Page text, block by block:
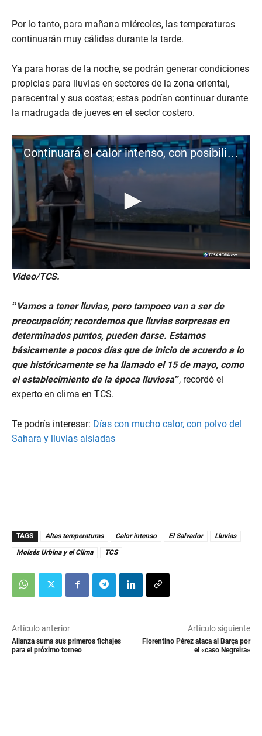
Por lo tanto, para mañana miércoles, las temperaturas
continuarán muy cálidas durante la tarde.
Ya para horas de la noche, se podrán generar condiciones
propicias para lluvias en sectores de la zona oriental,
paracentral y sus costas; estas podrían continuar durante
la madrugada de jueves en el sector costero.
Continuará el calor intenso, con posibilidad de lluvias esporádicas
0
s
c
n
d
s
o
1
0
m
i
t
e
s
Video/TCS.
“Vamos a tener lluvias, pero tampoco van a ser de
preocupación; recordemos que lluvias sorpresas en
determinados puntos, pueden darse. Estamos
básicamente a pocos días que de inicio de acuerdo a lo
que históricamente se ha llamado el 15 de mayo, como
el establecimiento de la época lluviosa”, recordó el
experto en clima en TCS.
Te podría interesar: Días con mucho calor, con polvo del
Sahara y lluvias aisladas
TAGS Altas temperaturas Calor intenso El Salvador
Lluvias
Moisés Urbina y el Clima
TCS
Artículo anterior
Alianza suma sus primeros fichajes
para el próximo torneo
Artículo siguiente
Florentino Pérez ataca al Barça por
el «caso Negreira»